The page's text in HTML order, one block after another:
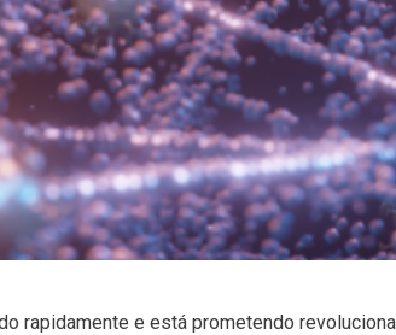
rapidamente e está prometendo